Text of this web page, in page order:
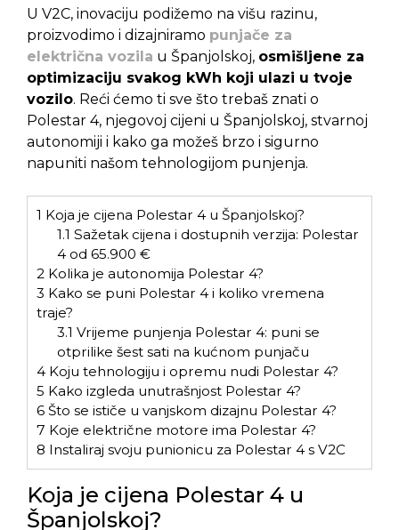
U V2C, inovaciju podižemo na višu razinu,
proizvodimo i dizajniramo punjače za
električna vozila u Španjolskoj, osmišljene za
optimizaciju svakog kWh koji ulazi u tvoje
vozilo. Reći ćemo ti sve što trebaš znati o
Polestar 4, njegovoj cijeni u Španjolskoj, stvarnoj
autonomiji i kako ga možeš brzo i sigurno
napuniti našom tehnologijom punjenja.
1 Koja je cijena Polestar 4 u Španjolskoj?
1.1 Sažetak cijena i dostupnih verzija: Polestar
4 od 65.900 €
2 Kolika je autonomija Polestar 4?
3 Kako se puni Polestar 4 i koliko vremena
traje?
3.1 Vrijeme punjenja Polestar 4: puni se
otprilike šest sati na kućnom punjaču
4 Koju tehnologiju i opremu nudi Polestar 4?
5 Kako izgleda unutrašnjost Polestar 4?
6 Što se ističe u vanjskom dizajnu Polestar 4?
7 Koje električne motore ima Polestar 4?
8 Instaliraj svoju punionicu za Polestar 4 s V2C
Koja je cijena Polestar 4 u
Španjolskoj?